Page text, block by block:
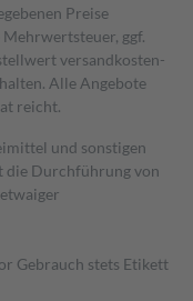
Preise
ggf.
versand­kosten­
Alle Angebote
reicht.
und sonstigen
die Durchführung von
Gebrauch stets Etikett